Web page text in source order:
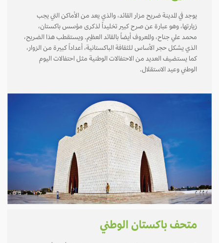
يوجد في المدينة ضريح مزار القائد، والذي يعد من الأماكن التي يجب
زيارتها، وهو عبارة عن صرح كبير تخليداً لذكرى مؤسس باكستان،
محمد علي جناح، والمعروف أيضاً بالقائد العظيم. ويستقطب هذا الضريح،
الذي يشكل حجر الأساس للثقافة الباكستانية، أعداداً كبيرة من الزوار،
كما يستضيف العديد من الاحتفالات الوطنية مثل احتفالات اليوم
الوطني وعيد الاستقلال.
متحف باكستان الوطني